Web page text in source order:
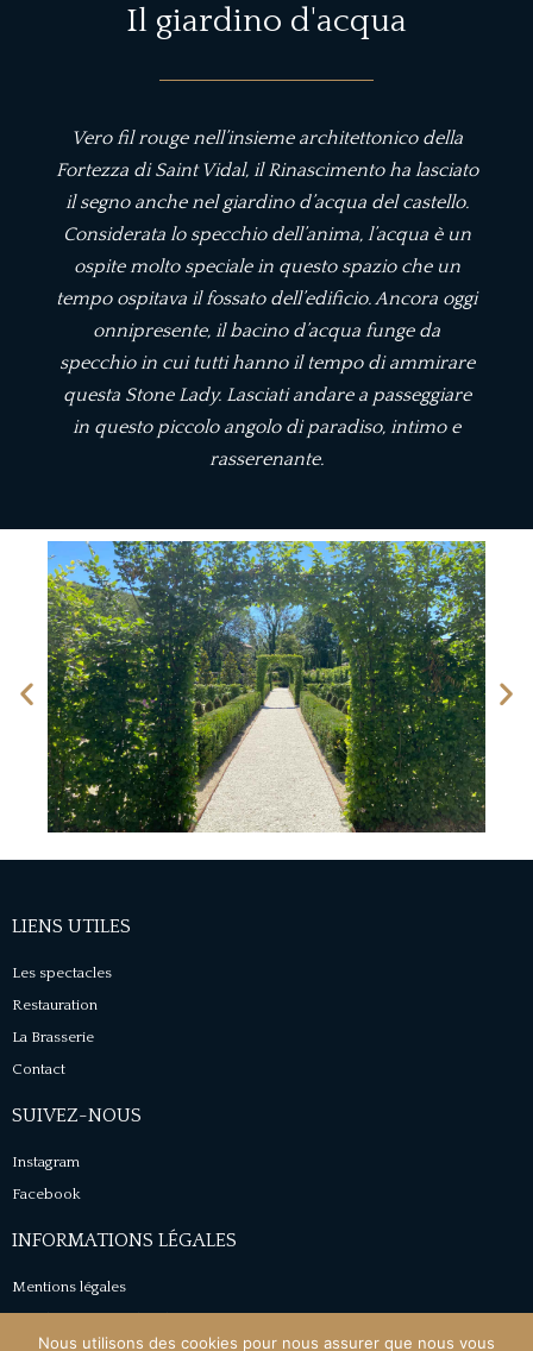
Il giardino d'acqua
Vero fil rouge nell’insieme architettonico della
Fortezza di Saint Vidal, il Rinascimento ha lasciato
il segno anche nel giardino d’acqua del castello.
Considerata lo specchio dell’anima, l’acqua è un
ospite molto speciale in questo spazio che un
tempo ospitava il fossato dell’edificio. Ancora oggi
onnipresente, il bacino d’acqua funge da
specchio in cui tutti hanno il tempo di ammirare
questa Stone Lady. Lasciati andare a passeggiare
in questo piccolo angolo di paradiso, intimo e
rasserenante.
LIENS UTILES
Les spectacles
Restauration
La Brasserie
Contact
SUIVEZ-NOUS
Instagram
Facebook
INFORMATIONS LÉGALES
Mentions légales
Conditions générales de vente
Nous utilisons des cookies pour nous assurer que nous vous